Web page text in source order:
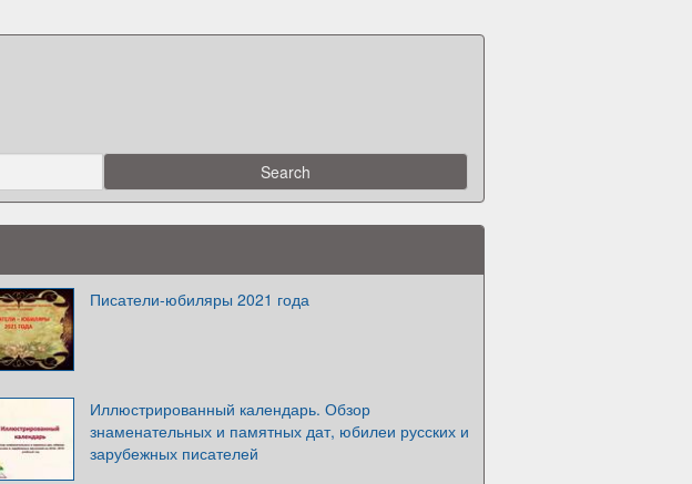
Писатели-юбиляры 2021 года
Иллюстрированный календарь. Обзор
знаменательных и памятных дат, юбилеи русских и
зарубежных писателей